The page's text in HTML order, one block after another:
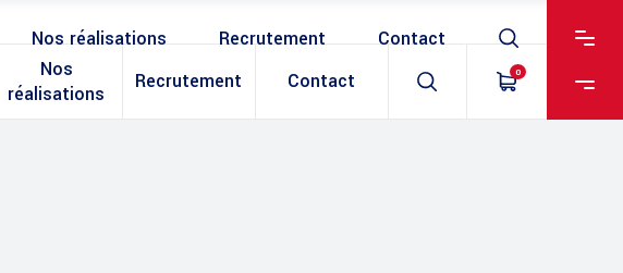
Nos
réalisations
Recrutement Contact 0
Nos réalisations Recrutement Contact